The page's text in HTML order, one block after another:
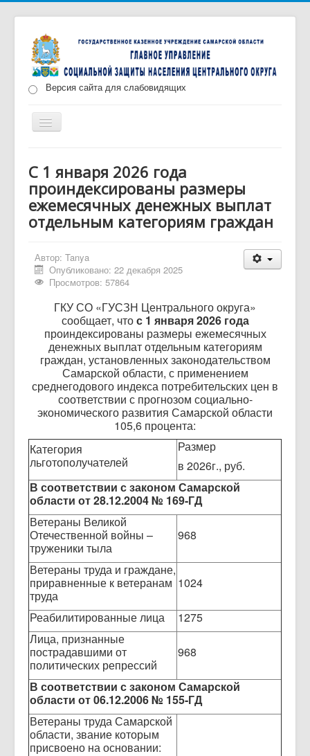
Версия сайта для слабовидящих
Включить/
выключить
Документы Меры социальной поддержки
Противодействие коррупции Запись на прием
С 1 января 2026 года
проиндексированы размеры
ежемесячных денежных выплат
отдельным категориям граждан
Автор: Tanya
Опубликовано: 22 декабря 2025
Просмотров: 57864
ГКУ СО «ГУСЗН Центрального округа»
сообщает, чтос 1 января 2026 года
проиндексированы размеры ежемесячных
денежных выплат отдельным категориям
граждан, установленных законодательством
Самарской области, с применением
среднегодового индекса потребительских цен в
соответствии с прогнозом социально-
экономического развития Самарской области
105,6 процента:
Категория
льготополучателей
Размер
в 2026г., руб.
В соответствии с законом Самарской
области от28.12.2004 № 169-ГД
Ветераны Великой
Отечественной войны –
труженики тыла
968
Ветераны труда и граждане,
приравненные к ветеранам
труда
1024
Реабилитированные лица
1275
Лица, признанные
пострадавшими от
политических репрессий
968
В соответствии с законом Самарской
области от 06.12.2006 № 155-ГД
Ветераны труда Самарской
области, звание которым
присвоено на основании: